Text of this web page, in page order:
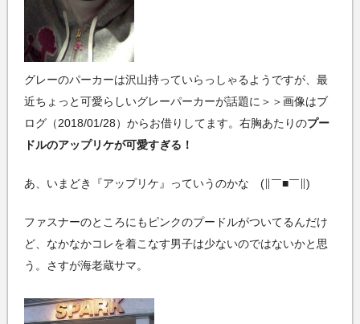
グレーのパーカーは沢山持っていらっしゃるようですが、最
近ちょっと可愛らしいグレーパーカーが話題に＞＞画像はブ
ログ（2018/01/28）からお借りしてます。右胸あたりのプー
ドルのアップリケが可愛すぎる！
あ、いまどき『アップリケ』っていうのかな (∥￣■￣∥)
ファスナーのところにもピンクのプードルがついてるんだけ
ど、なかなかコレを着こなす男子は少ないのではないかと思
う。さすが海老蔵サマ。